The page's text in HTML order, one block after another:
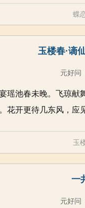
蝶
玉楼春·谪
元好问
瑶池春未晚。飞琼献
花开更待几东风，应
玉
一
元好问